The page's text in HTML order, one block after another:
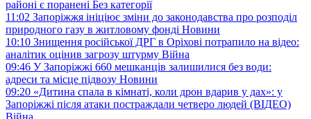
районі є поранені Без категорії
11:02 Запоріжжя ініціює зміни до законодавства про розподіл
природного газу в житловому фонді Новини
10:10 Знищення російської ДРГ в Оріхові потрапило на відео:
аналітик оцінив загрозу штурму Війна
09:46 У Запоріжжі 660 мешканців залишилися без води:
адреси та місце підвозу Новини
09:20 «Дитина спала в кімнаті, коли дрон вдарив у дах»: у
Запоріжжі після атаки постраждали четверо людей (ВІДЕО)
Війна